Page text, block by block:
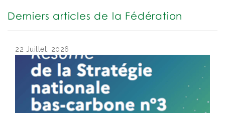
Derniers articles de la Fédération
22 Juillet, 2026